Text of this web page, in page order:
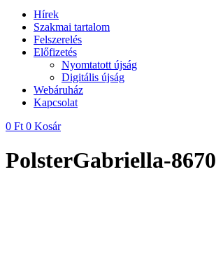
Hírek
Szakmai tartalom
Felszerelés
Előfizetés
Nyomtatott újság
Digitális újság
Webáruház
Kapcsolat
0 Ft 0 Kosár
PolsterGabriella-8670